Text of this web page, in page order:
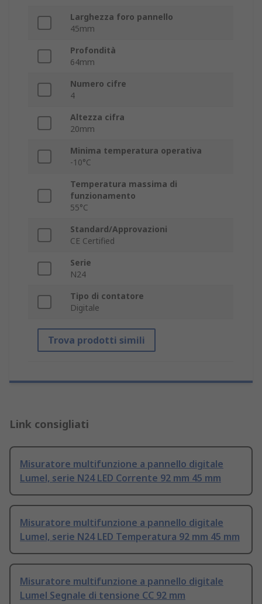
Larghezza foro pannello
45mm
Profondità
64mm
Numero cifre
4
Altezza cifra
20mm
Minima temperatura operativa
-10°C
Temperatura massima di
funzionamento
55°C
Standard/Approvazioni
CE Certified
Serie
N24
Tipo di contatore
Digitale
Trova prodotti simili
Link consigliati
Misuratore multifunzione a pannello digitale
Lumel, serie N24 LED Corrente 92 mm 45 mm
Misuratore multifunzione a pannello digitale
Lumel, serie N24 LED Temperatura 92 mm 45 mm
Misuratore multifunzione a pannello digitale
Lumel Segnale di tensione CC 92 mm